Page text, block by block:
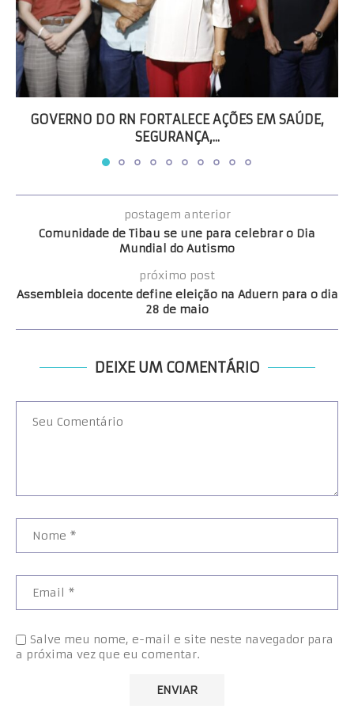
GOVERNO DO RN FORTALECE AÇÕES EM SAÚDE,
SEGURANÇA,...
postagem anterior
Comunidade de Tibau se une para celebrar o Dia
Mundial do Autismo
próximo post
Assembleia docente define eleição na Aduern para o dia
28 de maio
DEIXE UM COMENTÁRIO
Salve meu nome, e-mail e site neste navegador para
a próxima vez que eu comentar.